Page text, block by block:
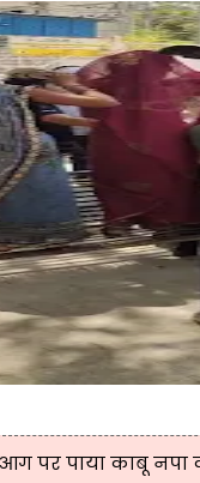
पर पाया काबू नपा